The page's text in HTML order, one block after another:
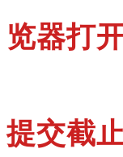
览器打
提交截